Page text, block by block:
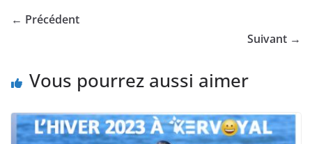
← Précédent
Suivant →
Vous pourrez aussi aimer